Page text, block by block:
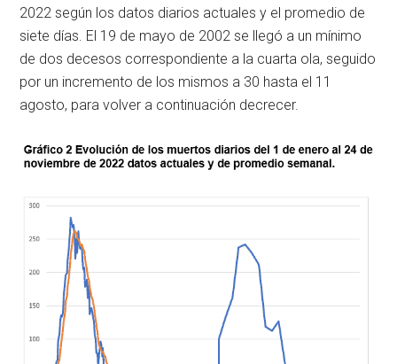
2022 según los datos diarios actuales y el promedio de
siete días. El 19 de mayo de 2002 se llegó a un mínimo
de dos decesos correspondiente a la cuarta ola, seguido
por un incremento de los mismos a 30 hasta el 11
agosto, para volver a continuación decrecer.